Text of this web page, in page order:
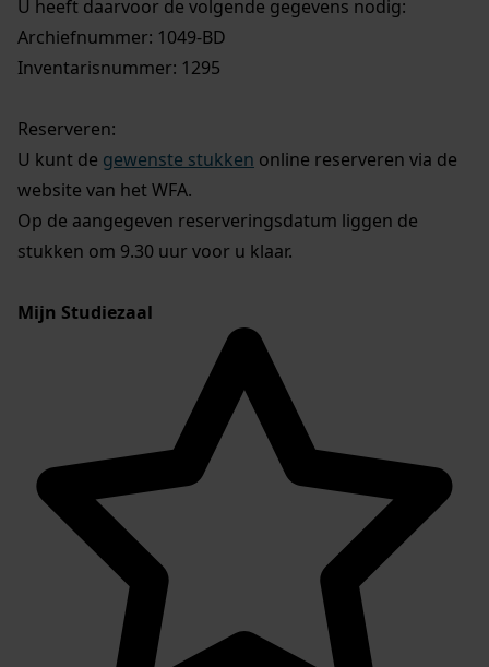
U heeft daarvoor de volgende gegevens nodig:
Archiefnummer: 1049-BD
Inventarisnummer: 1295
Reserveren:
U kunt de gewenste stukken online reserveren via de
website van het WFA.
Op de aangegeven reserveringsdatum liggen de
stukken om 9.30 uur voor u klaar.
Mijn Studiezaal